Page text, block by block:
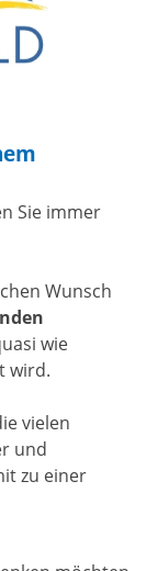
Sie immer
Wunsch
wie
wird.
vielen
und
zu einer